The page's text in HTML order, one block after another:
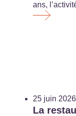
ans,
25 juin 2026
La